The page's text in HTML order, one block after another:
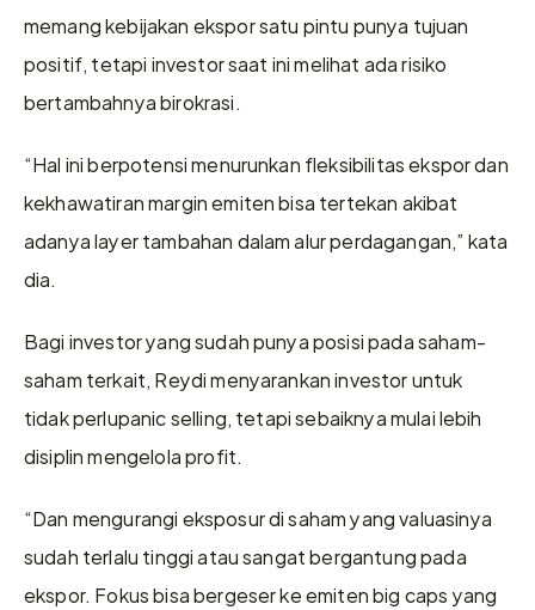
memang kebijakan ekspor satu pintu punya tujuan
positif, tetapi investor saat ini melihat ada risiko
bertambahnya birokrasi.
“Hal ini berpotensi menurunkan fleksibilitas ekspor dan
kekhawatiran margin emiten bisa tertekan akibat
adanya layer tambahan dalam alur perdagangan,” kata
dia.
Bagi investor yang sudah punya posisi pada saham-
saham terkait, Reydi menyarankan investor untuk
tidak perlupanic selling, tetapi sebaiknya mulai lebih
disiplin mengelola profit.
“Dan mengurangi eksposur di saham yang valuasinya
sudah terlalu tinggi atau sangat bergantung pada
ekspor. Fokus bisa bergeser ke emiten big caps yang